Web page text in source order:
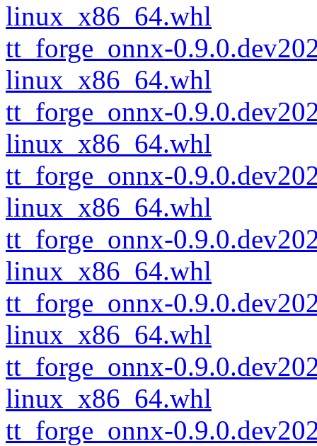
linux_x86_64.whl
tt_forge_onnx-
linux_x86_64.whl
tt_forge_onnx-
linux_x86_64.whl
tt_forge_onnx-
linux_x86_64.whl
tt_forge_onnx-
linux_x86_64.whl
tt_forge_onnx-
linux_x86_64.whl
tt_forge_onnx-
linux_x86_64.whl
tt_forge_onnx-